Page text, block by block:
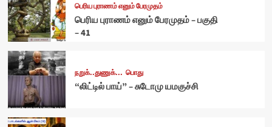
பெரிய புராணம் எனும் பேரமுதம்
பெரிய புராணம் எனும் பேரமுதம் – பகுதி
– 41
நறுக்..துணுக்... பொது
“லிட்டில் பாய்” – சுடோமு யமகுச்சி